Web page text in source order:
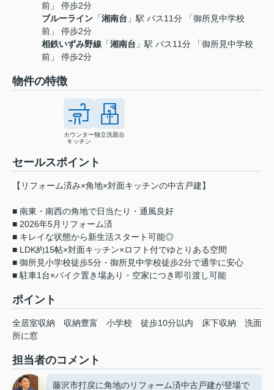
前」 停歩2分
ブルーライン 「湘南台 」駅 バス11分 「御所見中学校
前」 停歩2分
相鉄いずみ野線 「湘南台 」駅 バス11分 「御所見中学校
前」 停歩2分
物件の特徴
カウンター
キッチン
独立洗面台
セールスポイント
【リフォーム済み×角地×対面キッチンの中古戸建】
■ 南東・南西の角地で日当たり・通風良好
■ 2026年5月リフォーム済
■ キレイな状態から新生活スタート可能◎
■ LDK約15帖×対面キッチン×ロフト付でゆとりある空間
■ 御所見小学校徒歩5分・御所見中学校徒歩2分で通学に安心
■ 駐車1台×バイク置き場あり・空家につき即引渡し可能
ポイント
全居室収納 収納豊富 小学校 徒歩10分以内 床下収納
洗面
所に窓
担当者のコメント
藤沢市打戻に角地のリフォーム済中古戸建が登場で